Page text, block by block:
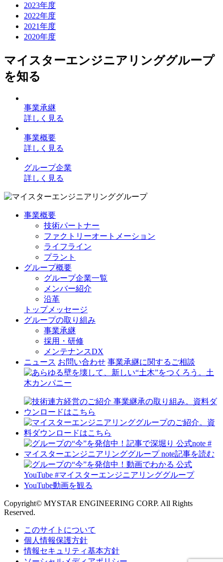
2023年度
2022年度
2021年度
2020年度
マイスターエンジニアリンググループ
を知る
事業承継
詳しく見る
事業概要
詳しく見る
グループ企業
詳しく見る
事業概要
技術パートナー
ファクトリーオートメーション
ライフライン
プラント
グループ概要
グループ企業一覧
メンバー紹介
沿革
トップメッセージ
グループの取り組み
事業承継
採用・研修
メンテナンスDX
ニュース お問い合わせ 事業承継に関するご相談
Copyright© MYSTAR ENGINEERING CORP. All Rights
Reserved.
このサイトについて
個人情報保護方針
情報セキュリティ基本方針